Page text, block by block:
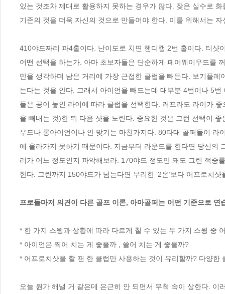
있는 것조차 제대로 활용하지 못하는 경우가 많다. 잦은 실수로
기존의 것을 더욱 자신의 것으로 만들어야 한다. 이를 위해서는
410야드짜리 파4홀이다. 난이도로 치면 핸디캡 2번 홀이다. 티샷
어떤 선택을 하는가. 아마 초보자들은 단순하게 페어웨이우드를
만을 생각하며 남은 거리에 가장 근접한 클럽을 빼든다. 보기플
는다는 것을 안다. 그래서 아이언을 빼드는데 대부분 4번이나 5
들은 공이 놓인 라이에 따라 클럽을 선택한다. 러프라도 라이가
을 빼내는 것)한 뒤 다음 샷을 노린다. 중요한 것은 그런 선택이
우드나 롱아이언이나 안 맞기는 마찬가지다. 80타대 골퍼들이
에 올라가지 못하기 때문이다. 지금부터 라운드를 한다면 당신의
리가 어느 정도인지 파악해보라. 170야드 정도만 돼도 그린 적중
한다. 그린까지 150야드가 넘는다면 무리한 ‘2온’보다 어프로치
프로들마저 의견이 다른 골프 이론, 아마골퍼는 어떤 기준으로 연
* 한 가지 스윙과 상황에 따라 다르게 칠 수 있는 두 가지 스윙 중
* 아이언은 찍어 치는 게 좋을까 , 쓸어 치는 게 좋을까?
* 어프로치샷을 할 땐 한 클럽만 사용하는 것이 유리할까? 다양한
오늘 뭔가 해낼 거 같은데 은근히 안 되면서 무척 속이 상한다.